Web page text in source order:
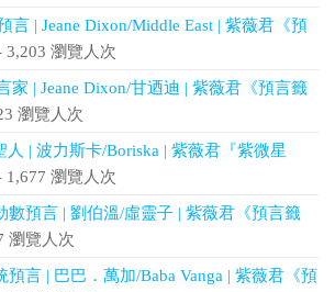
言 | Jeane Dixon/Middle East | 紫薇君《預
3,203 瀏覽人次
家 | Jeane Dixon/甘迺迪 | 紫薇君《預言籤
瀏覽人次
| 波力斯卡/Boriska | 紫薇君『紫微星
1,677 瀏覽人次
數預言 | 劉伯溫/虛靈子 | 紫薇君《預言籤
瀏覽人次
言 | 巴巴．萬加/Baba Vanga | 紫薇君《預